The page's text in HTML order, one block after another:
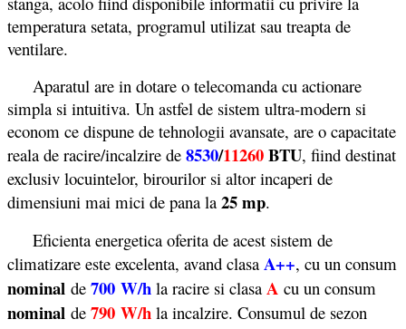
temperatura setata, programul utilizat sau treapta de
ventilare.
Aparatul are in dotare o telecomanda cu actionare
simpla si intuitiva. Un astfel de sistem ultra-modern si
econom ce dispune de tehnologii avansate, are o capacitate
reala de racire/incalzire de 8530/11260BTU, fiind destinat
exclusiv locuintelor, birourilor si altor incaperi de
dimensiuni mai mici de pana la 25 mp.
Eficienta energetica oferita de acest sistem de
climatizare este excelenta, avand clasa A++, cu un consum
nominal de 700 W/h la racire si clasa A cu un consum
nominal de 790 W/h la incalzire. Consumul de sezon